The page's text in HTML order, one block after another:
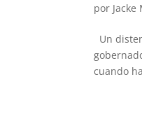
por Jacke
Un
cuando